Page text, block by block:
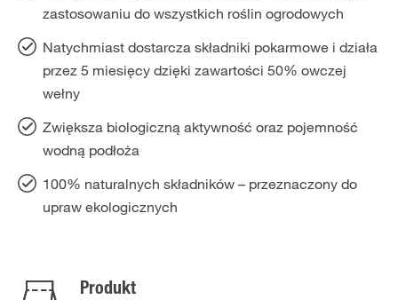
zastosowaniu do wszystkich roślin ogrodowych
Natychmiast dostarcza składniki pokarmowe i działa
przez 5 miesięcy dzięki zawartości 50% owczej
wełny
Zwiększa biologiczną aktywność oraz pojemność
wodną podłoża
100% naturalnych składników – przeznaczony do
upraw ekologicznych
Produkt